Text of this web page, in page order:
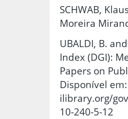
SCHWAB,
Moreira
UBALDI, B.
Index (DGI):
Papers on
Disponível
ilibrary.org/
10-240-5-12